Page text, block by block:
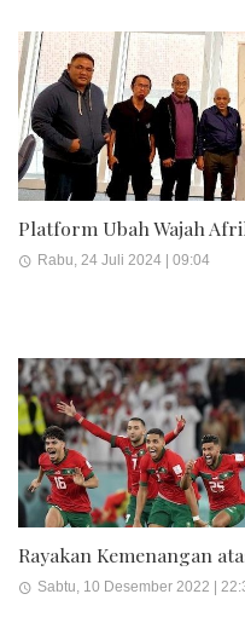
Platform Ubah Wajah
Rabu, 24 Juli 2024 | 09:04
Rayakan Kemenangan
Sabtu, 10 Desember 2022 |